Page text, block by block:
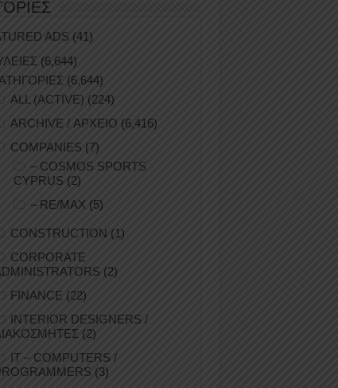
ADS (41)
(6,644)
(6,644)
ALL (ACTIVE) (224)
ARCHIVE / ΑΡΧΕΙΟ (6,416)
COMPANIES (7)
– COSMOS SPORTS
CYPRUS (2)
– RE/MAX (5)
CONSTRUCTION (1)
CORPORATE
(2)
FINANCE (22)
INTERIOR DESIGNERS /
(2)
IT – COMPUTERS /
(3)